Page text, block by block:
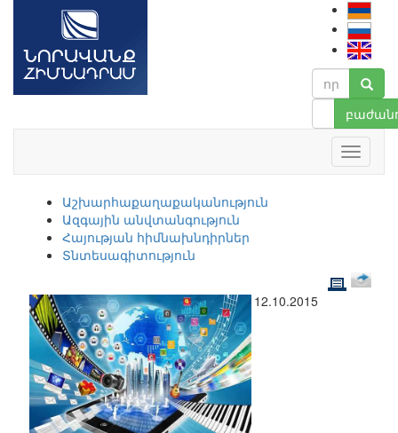
Աշխարհաքաղաքականություն
Ազգային անվտանգություն
Հայության հիմնախնդիրներ
Տնտեսագիտություն
12.10.2015